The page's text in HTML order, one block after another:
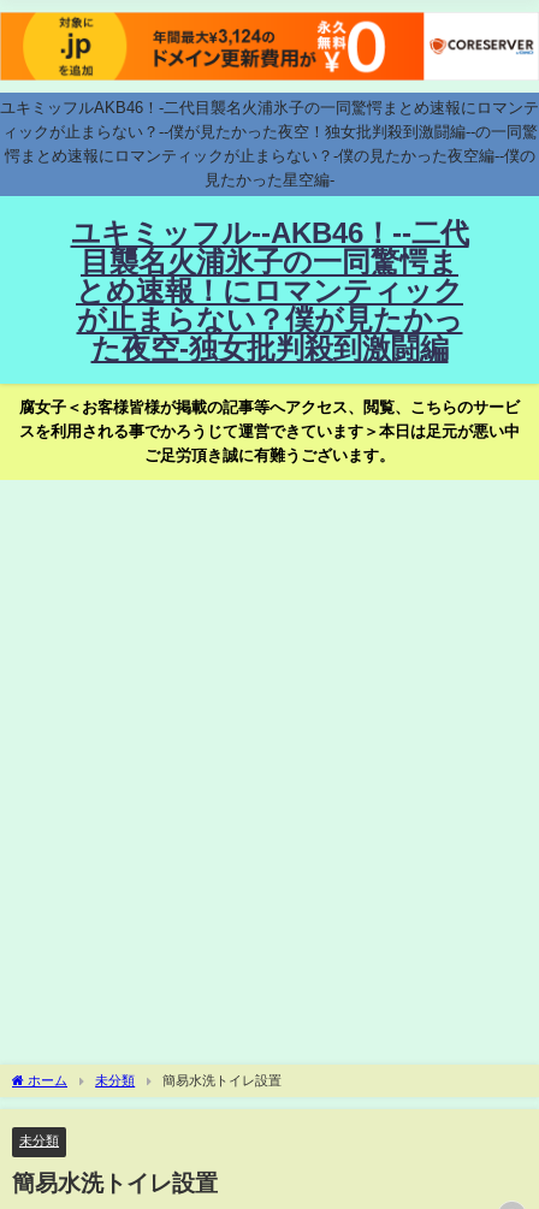
ユキミッフルAKB46！-二代目襲名火浦氷子の一同驚愕まとめ速報にロマンテ
ィックが止まらない？--僕が見たかった夜空！独女批判殺到激闘編--の一同驚
愕まとめ速報にロマンティックが止まらない？-僕の見たかった夜空編--僕の
見たかった星空編-
ユキミッフル--AKB46！--二代
目襲名火浦氷子の一同驚愕ま
とめ速報！にロマンティック
が止まらない？僕が見たかっ
た夜空-独女批判殺到激闘編
腐女子＜お客様皆様が掲載の記事等へアクセス、閲覧、こちらのサービ
スを利用される事でかろうじて運営できています＞本日は足元が悪い中
ご足労頂き誠に有難うございます。
ホーム 未分類 簡易水洗トイレ設置
未分類
簡易水洗トイレ設置